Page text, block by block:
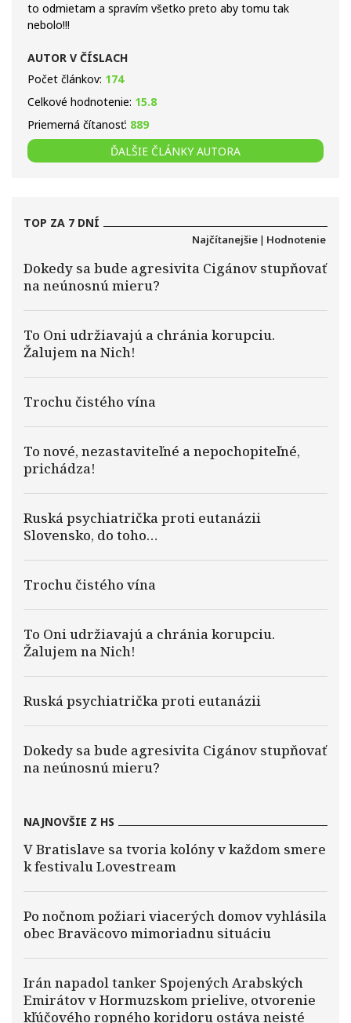
to odmietam a spravím všetko preto aby tomu tak
nebolo!!!
AUTOR V ČÍSLACH
Počet článkov: 174
Celkové hodnotenie: 15.8
Priemerná čítanosť: 889
ĎALŠIE ČLÁNKY AUTORA
TOP ZA 7 DNÍ
Najčítanejšie | Hodnotenie
Dokedy sa bude agresivita Cigánov stupňovať
na neúnosnú mieru?
To Oni udržiavajú a chránia korupciu.
Žalujem na Nich!
Trochu čistého vína
To nové, nezastaviteľné a nepochopiteľné,
prichádza!
Ruská psychiatrička proti eutanázii
Slovensko, do toho…
Trochu čistého vína
To Oni udržiavajú a chránia korupciu.
Žalujem na Nich!
Ruská psychiatrička proti eutanázii
Dokedy sa bude agresivita Cigánov stupňovať
na neúnosnú mieru?
NAJNOVŠIE Z HS
V Bratislave sa tvoria kolóny v každom smere
k festivalu Lovestream
Po nočnom požiari viacerých domov vyhlásila
obec Braväcovo mimoriadnu situáciu
Irán napadol tanker Spojených Arabských
Emirátov v Hormuzskom prielive, otvorenie
kľúčového ropného koridoru ostáva neisté